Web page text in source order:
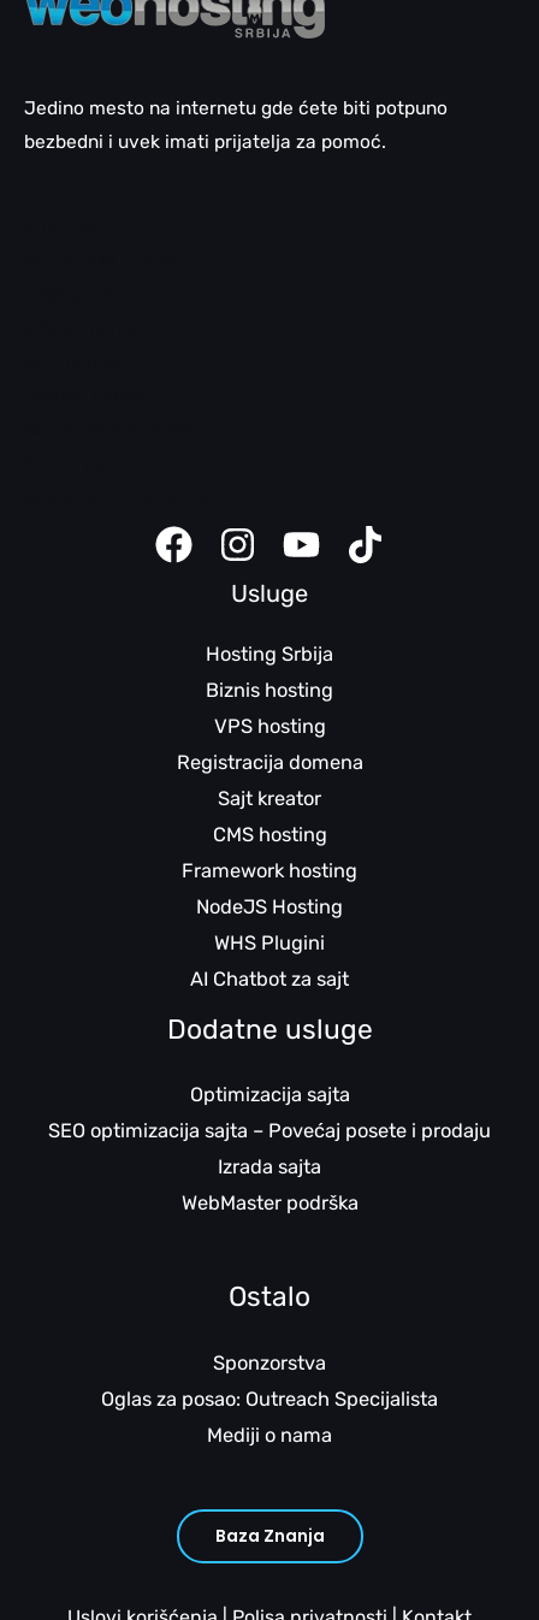
Jedino mesto na internetu gde ćete biti potpuno
bezbedni i uvek imati prijatelja za pomoć.
Usluge
Hosting Srbija
Biznis hosting
VPS hosting
Registracija domena
Sajt kreator
CMS hosting
Framework hosting
NodeJS Hosting
WHS Plugini
AI Chatbot za sajt
Dodatne usluge
Optimizacija sajta
SEO optimizacija sajta – Povećaj posete i prodaju
Izrada sajta
WebMaster podrška
Ostalo
Sponzorstva
Oglas za posao: Outreach Specijalista
Mediji o nama
Baza Znanja